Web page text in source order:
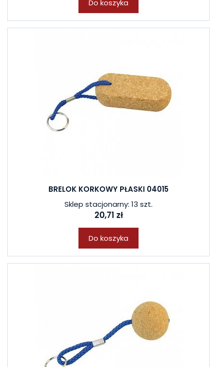
Do koszyka
BRELOK KORKOWY PŁASKI 04015
Sklep stacjonarny: 13 szt.
20,71 zł
Do koszyka